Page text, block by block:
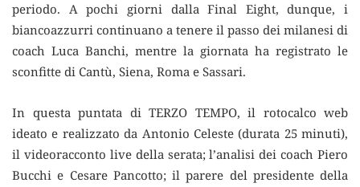
periodo. A pochi giorni dalla Final Eight, dunque, i
biancoazzurri continuano a tenere il passo dei milanesi di
coach Luca Banchi, mentre la giornata ha registrato le
sconfitte di Cantù, Siena, Roma e Sassari.
In questa puntata di TERZO TEMPO, il rotocalco web
ideato e realizzato da Antonio Celeste (durata 25 minuti),
il videoracconto live della serata; l’analisi dei coach Piero
Bucchi e Cesare Pancotto; il parere del presidente della